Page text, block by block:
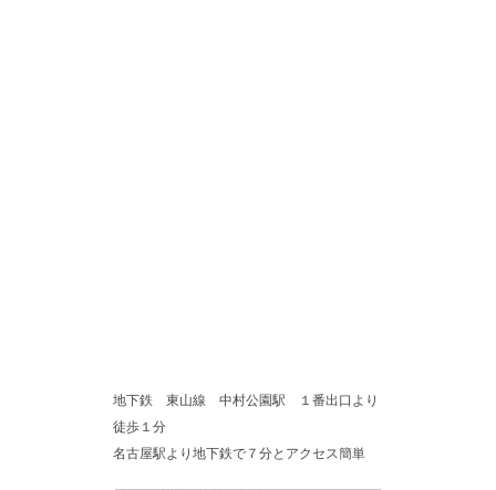
地下鉄 東山線 中村公園駅 １番出口より
徒歩１分
名古屋駅より地下鉄で７分とアクセス簡単